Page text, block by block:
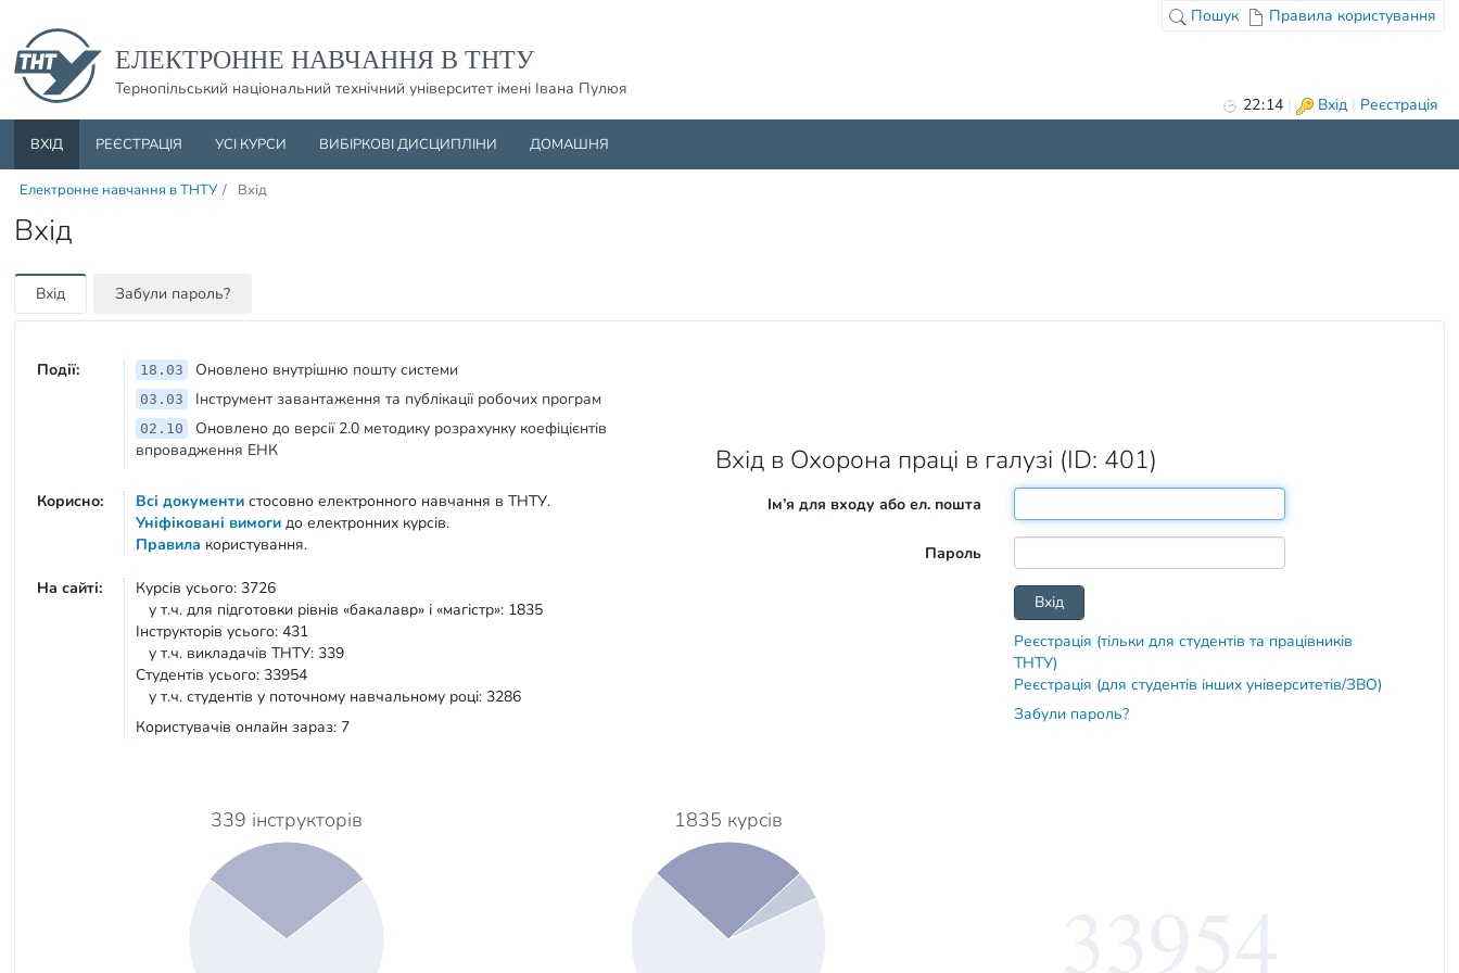
ЕЛЕКТРОННЕ НАВЧАННЯ В ТНТУ
Тернопільський національний технічний університет імені Івана Пулюя
Пошук Правила користування
22:14 | Вхід| Реєстрація
ВХІД РЕЄСТРАЦІЯ УСІ КУРСИ ВИБІРКОВІ ДИСЦИПЛІНИ ДОМАШНЯ
Електронне навчання в ТНТУ / Вхід
Вхід
Вхід Забули пароль?
Вхід в Охорона праці в галузі (ID: 401)
Ім’я для входу або ел. пошта
Пароль
Реєстрація (тільки для студентів та працівників
ТНТУ)
Реєстрація (для студентів інших університетів/ЗВО)
Забули пароль?
Події: 18.03 Оновлено внутрішню пошту системи
03.03 Інструмент завантаження та публікації робочих програм
02.10
Оновлено до версії 2.0 методику розрахунку коефіцієнтів
впровадження ЕНК
Корисно: Всі документи стосовно електронного навчання в ТНТУ.
Уніфіковані вимоги до електронних курсів.
Правила користування.
На сайті:
Курсів усього: 3726
у т.ч. для підготовки рівнів «бакалавр» і «магістр»: 1835
Інструкторів усього: 431
у т.ч. викладачів ТНТУ: 339
Студентів усього: 33954
у т.ч. студентів у поточному навчальному році: 3286
Користувачів онлайн зараз: 7
339 інструкторів 1835 курсів